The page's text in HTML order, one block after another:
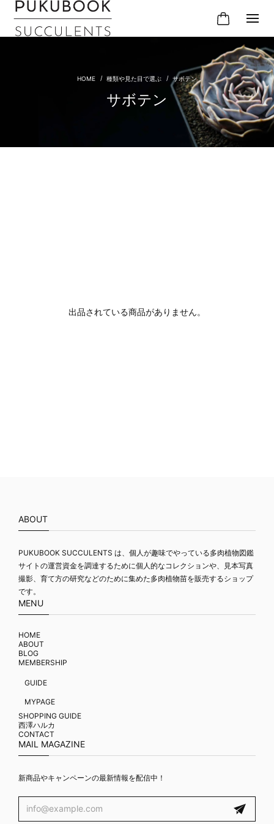
種類や見た目で選ぶ サボテン
サボテン
出品されている商品がありません。
ABOUT
PUKUBOOK SUCCULENTS は、個人が趣味でやっている多肉植物図鑑
サイトの運営資金を調達するために個人的なコレクションや、見本写真
撮影、育て方の研究などのために集めた多肉植物苗を販売するショップ
です。
MENU
HOME
ABOUT
BLOG
MEMBERSHIP
GUIDE
MYPAGE
SHOPPING GUIDE
西澤ハルカ
CONTACT
MAIL MAGAZINE
新商品やキャンペーンの最新情報を配信中！